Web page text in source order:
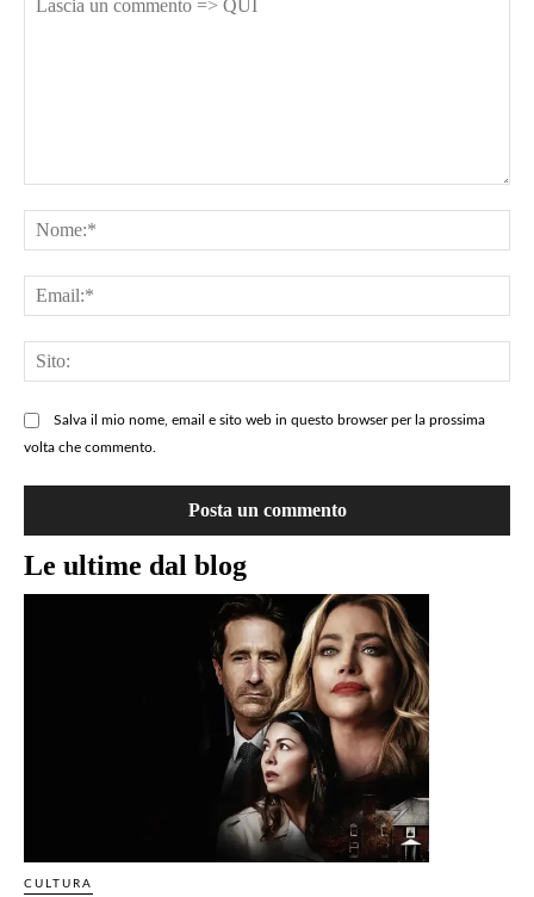
un
commento
=>
QUI
Salva il mio nome, email e sito web in questo browser per la prossima
volta che commento.
Le ultime dal blog
CULTURA